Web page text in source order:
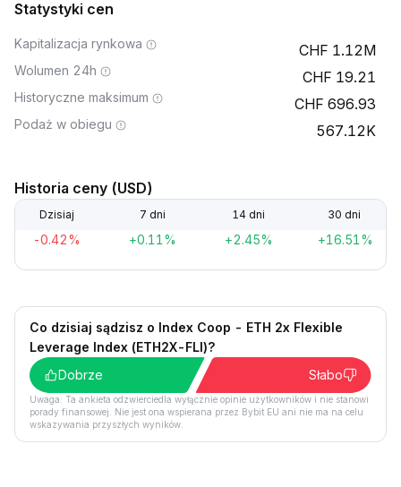
Statystyki cen
Kapitalizacja rynkowa 1.12M
Wolumen 24h 19.21
Historyczne maksimum 696.93
Podaż w obiegu 567.12K
Historia ceny (USD)
Dzisiaj 7 dni 14 dni 30 dni
-0.42% +0.11% +2.45% +16.51%
Co dzisiaj sądzisz o Index Coop - ETH 2x Flexible
Leverage Index (ETH2X-FLI)?
Dobrze
Słabo
Uwaga: Ta ankieta odzwierciedla wyłącznie opinie użytkowników i nie stanowi
porady finansowej. Nie jest ona wspierana przez Bybit EU ani nie ma na celu
wskazywania przyszłych wyników.